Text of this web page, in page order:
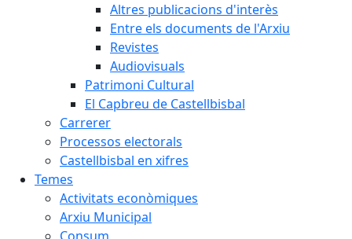
Altres publicacions d'interès
Entre els documents de l'Arxiu
Revistes
Audiovisuals
Patrimoni Cultural
El Capbreu de Castellbisbal
Carrerer
Processos electorals
Castellbisbal en xifres
Temes
Activitats econòmiques
Arxiu Municipal